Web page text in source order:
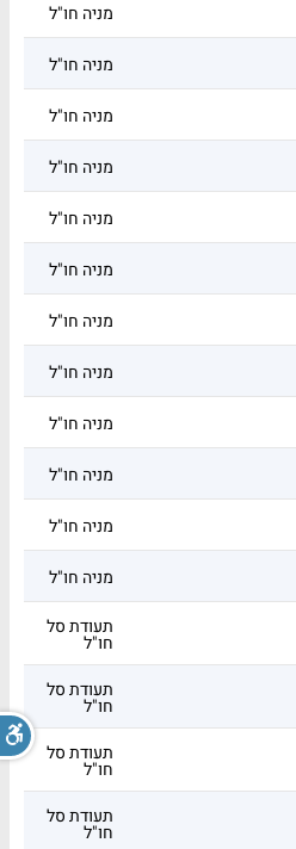
מניה חו"ל
מניה חו"ל
מניה חו"ל
מניה חו"ל
מניה חו"ל
מניה חו"ל
מניה חו"ל
מניה חו"ל
מניה חו"ל
מניה חו"ל
מניה חו"ל
מניה חו"ל
תעודת סל
חו"ל
תעודת סל
חו"ל
תעודת סל
חו"ל
תעודת סל
חו"ל